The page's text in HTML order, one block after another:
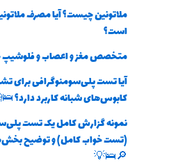
ملاتونین چیست؟ آیا مصرف
است؟
متخصص مغز و اعصاب و فلوشیپ
آیا تست پلی‌سومنوگرافی برای
کابوس‌های شبانه کاربرد دارد؟
نمونه گزارش کامل یک تست
(تست خواب کامل) و توضیح
🔎🛌💡